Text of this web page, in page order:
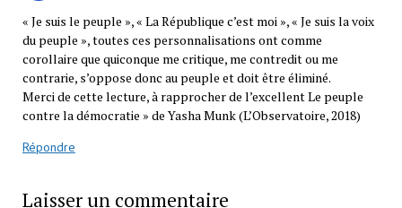
« Je suis le peuple », « La République c’est moi », « Je suis la voix
du peuple », toutes ces personnalisations ont comme
corollaire que quiconque me critique, me contredit ou me
contrarie, s’oppose donc au peuple et doit être éliminé.
Merci de cette lecture, à rapprocher de l’excellent Le peuple
contre la démocratie » de Yasha Munk (L’Observatoire, 2018)
Répondre
Laisser un commentaire